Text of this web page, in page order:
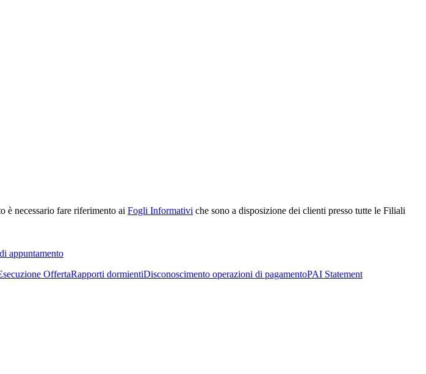
è necessario fare riferimento ai Fogli Informativi che sono a disposizione dei clienti presso tutte le Filiali
OffertaRapporti dormientiDisconoscimento operazioni di pagamentoPAI Statement